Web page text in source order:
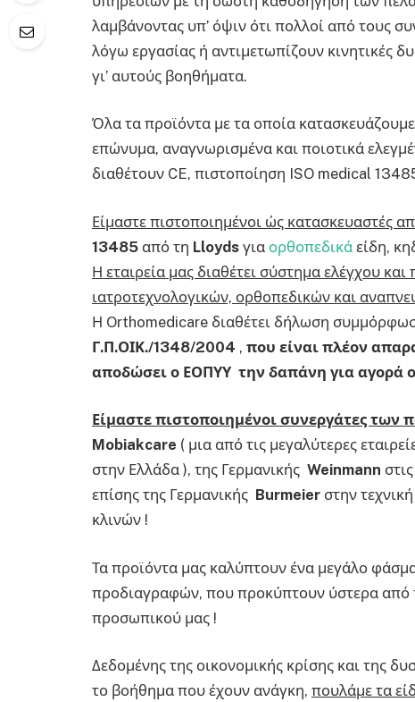
λαμβάνοντας υπ’ όψιν ότι πολλοί από τους
λόγω εργασίας ή αντιμετωπίζουν κινητικές
γι’ αυτούς βοηθήματα.
Όλα τα προϊόντα με τα οποία
επώνυμα, αναγνωρισμένα και ποιοτικά
διαθέτουν CE, πιστοποίηση ISO medical
Είμαστε πιστοποιημένοι ώς κατασκευαστές
13485 από τη Lloyds για ορθοπεδικά είδη,
Η εταιρεία μας διαθέτει σύστημα ελέγχου και
ιατροτεχνολογικών, ορθοπεδικών και
Η Orthomedicare διαθέτει δήλωση
Γ.Π.ΟΙΚ./1348/2004 , που είναι πλέον
αποδώσει ο ΕΟΠΥΥ την δαπάνη για αγορά
Είμαστε πιστοποιημένοι συνεργάτες των
Mobiakcare ( μια από τις μεγαλύτερες
στην Ελλάδα ), της Γερμανικής Weinmann
επίσης της Γερμανικής Burmeier στην
κλινών !
Τα προϊόντα μας καλύπτουν ένα μεγάλο
προδιαγραφών, που προκύπτουν ύστερα από
προσωπικού μας !
Δεδομένης της οικονομικής κρίσης και της
το βοήθημα που έχουν ανάγκη, πουλάμε τα